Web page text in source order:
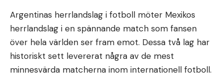
Argentinas herrlandslag i fotboll möter Mexikos
herrlandslag i en spännande match som fansen
över hela världen ser fram emot. Dessa två lag har
historiskt sett levererat några av de mest
minnesvärda matcherna inom internationell fotboll.